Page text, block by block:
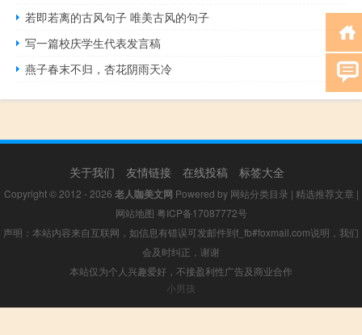
若即若离的古风句子 唯美古风的句子
写一篇校庆学生代表发言稿
燕子春末不归，杏花阴雨天冷
关于我们 友情链接 在线投稿 标签大全
Copyright © 2012 - 2026 老人咖美文网 Powered by 网站分类目录 | 精选推荐文章 |
网站地图 粤ICP备17087772号
声明：本站内容来自互联网，如信息有错误可发邮件到f_fb#foxmail.com说明，我们
会及时纠正，谢谢
本站仅为个人兴趣爱好，不接盈利性广告及商业合作
小男孩